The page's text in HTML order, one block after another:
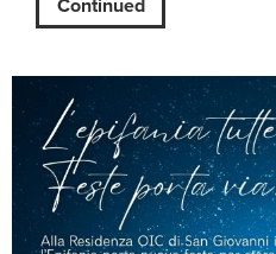
Continued